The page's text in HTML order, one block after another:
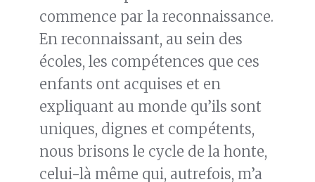
commence par la reconnaissance.
En reconnaissant, au sein des
écoles, les compétences que ces
enfants ont acquises et en
expliquant au monde qu’ils sont
uniques, dignes et compétents,
nous brisons le cycle de la honte,
celui-là même qui, autrefois, m’a